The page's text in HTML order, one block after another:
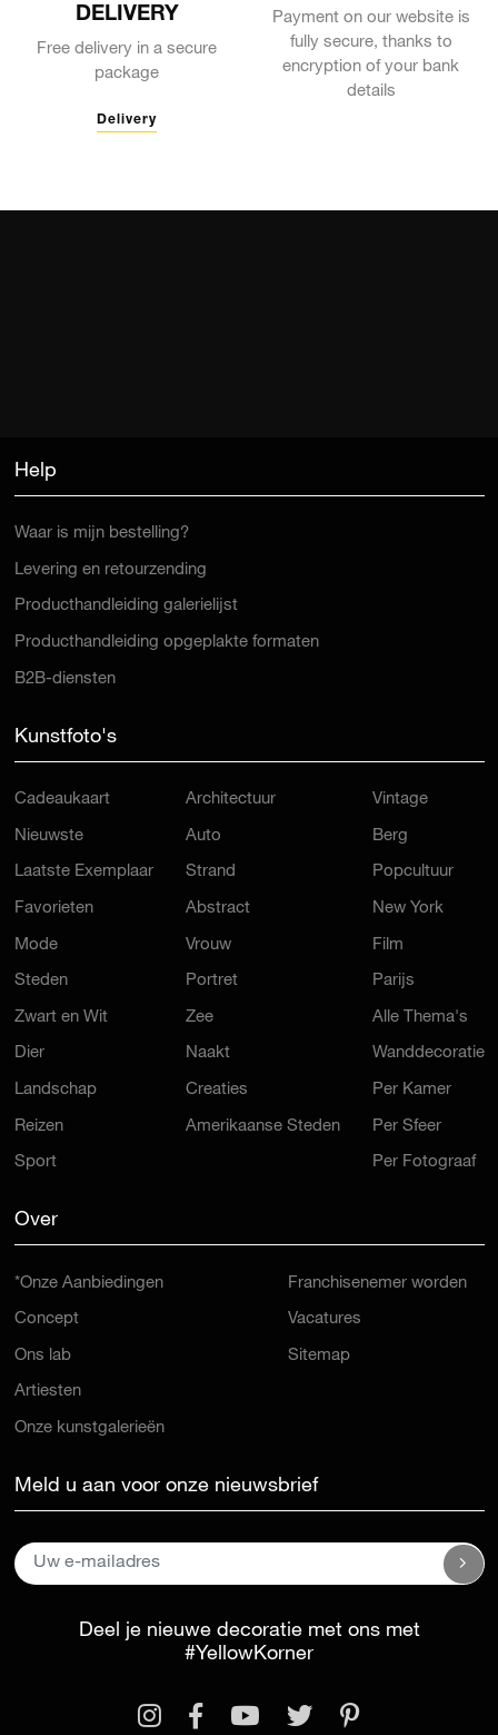
Free delivery in a secure
package
fully secure, thanks to
encryption of your bank
details
Levering en retourzending
Producthandleiding galerielijst
Producthandleiding opgeplakte formaten
B2B-diensten
Nieuwste
Laatste Exemplaar
Favorieten
Mode
Steden
Zwart en Wit
Dier
Landschap
Reizen
Sport
Auto
Strand
Abstract
Vrouw
Portret
Zee
Naakt
Creaties
Amerikaanse Steden
Berg
Popcultuur
New York
Film
Parijs
Alle Thema's
Wanddecoratie
Per Kamer
Per Sfeer
Per Fotograaf
Concept
Ons lab
Artiesten
Onze kunstgalerieën
Vacatures
Sitemap
#YellowKorner